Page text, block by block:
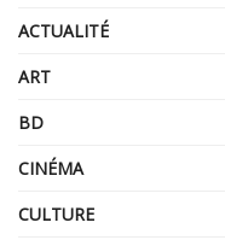
ACTUALITÉ
ART
BD
CINÉMA
CULTURE